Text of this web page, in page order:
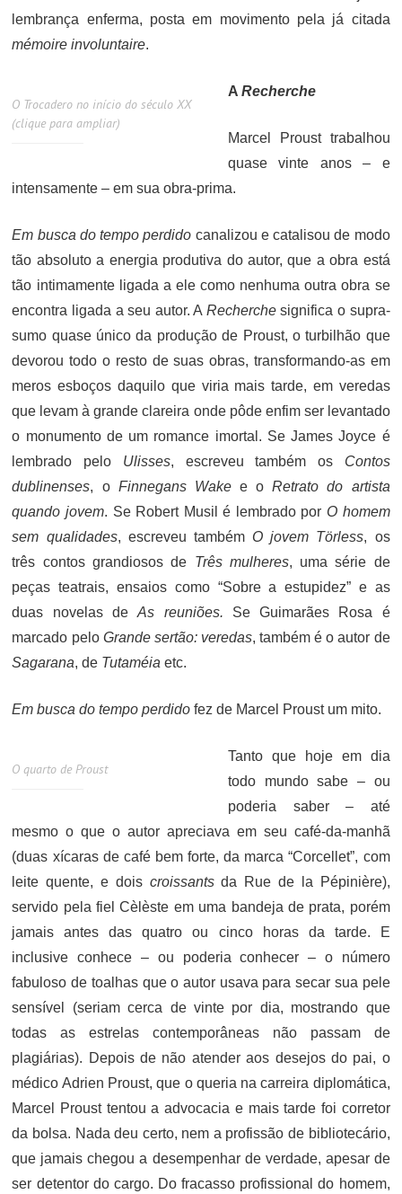
lembrança enferma, posta em movimento pela já citada
mémoire involuntaire.
O Trocadero no início do século XX
(clique para ampliar)
A Recherche
Marcel Proust trabalhou
quase vinte anos – e
intensamente – em sua obra-prima.
Em busca do tempo perdido canalizou e catalisou de modo
tão absoluto a energia produtiva do autor, que a obra está
tão intimamente ligada a ele como nenhuma outra obra se
encontra ligada a seu autor. A Recherchesignifica o supra-
sumo quase único da produção de Proust, o turbilhão que
devorou todo o resto de suas obras, transformando-as em
meros esboços daquilo que viria mais tarde, em veredas
que levam à grande clareira onde pôde enfim ser levantado
o monumento de um romance imortal. Se James Joyce é
lembrado pelo Ulisses, escreveu também os Contos
dublinenses, o Finnegans Wake e oRetrato do artista
quando jovem. Se Robert Musil é lembrado por O homem
sem qualidades, escreveu também O jovem Törless, os
três contos grandiosos de Três mulheres, uma série de
peças teatrais, ensaios como “Sobre a estupidez” e as
duas novelas deAs reuniões. Se Guimarães Rosa é
marcado pelo Grande sertão: veredas, também é o autor de
Sagarana, de Tutaméiaetc.
Em busca do tempo perdidofez de Marcel Proust um mito.
O quarto de Proust
Tanto que hoje em dia
todo mundo sabe – ou
poderia saber – até
mesmo o que o autor apreciava em seu café-da-manhã
(duas xícaras de café bem forte, da marca “Corcellet”, com
leite quente, e dois croissantsda Rue de la Pépinière),
servido pela fiel Cèlèste em uma bandeja de prata, porém
jamais antes das quatro ou cinco horas da tarde. E
inclusive conhece – ou poderia conhecer – o número
fabuloso de toalhas que o autor usava para secar sua pele
sensível (seriam cerca de vinte por dia, mostrando que
todas as estrelas contemporâneas não passam de
plagiárias). Depois de não atender aos desejos do pai, o
médico Adrien Proust, que o queria na carreira diplomática,
Marcel Proust tentou a advocacia e mais tarde foi corretor
da bolsa. Nada deu certo, nem a profissão de bibliotecário,
que jamais chegou a desempenhar de verdade, apesar de
ser detentor do cargo. Do fracasso profissional do homem,